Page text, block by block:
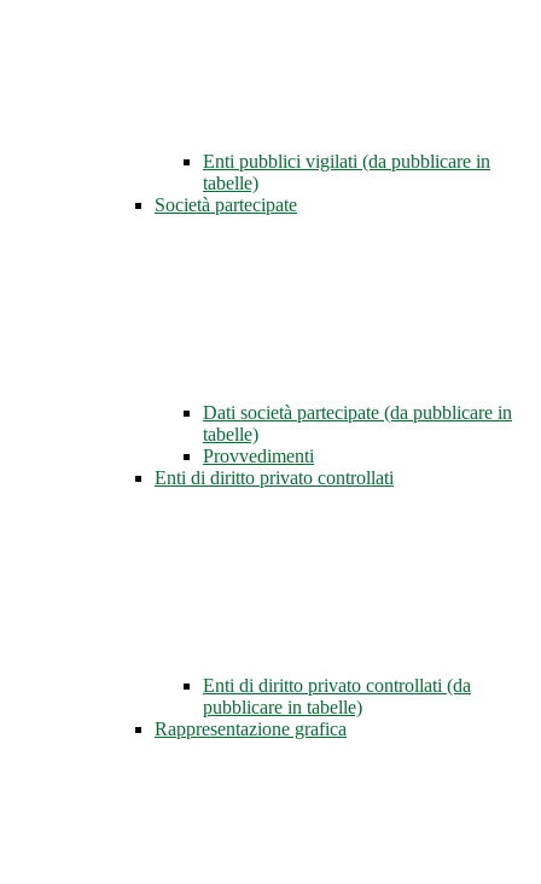
Enti pubblici vigilati (da pubblicare in
tabelle)
Società partecipate
Dati società partecipate (da pubblicare in
tabelle)
Provvedimenti
Enti di diritto privato controllati
Enti di diritto privato controllati (da
pubblicare in tabelle)
Rappresentazione grafica